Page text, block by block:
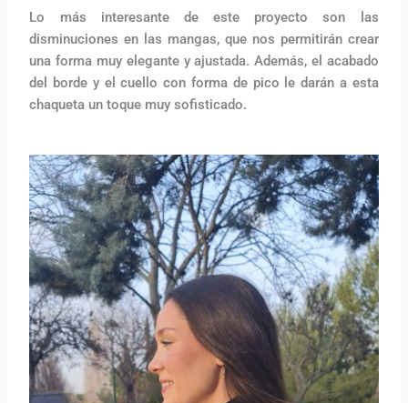
Lo más interesante de este proyecto son las
disminuciones en las mangas, que nos permitirán crear
una forma muy elegante y ajustada. Además, el acabado
del borde y el cuello con forma de pico le darán a esta
chaqueta un toque muy sofisticado.